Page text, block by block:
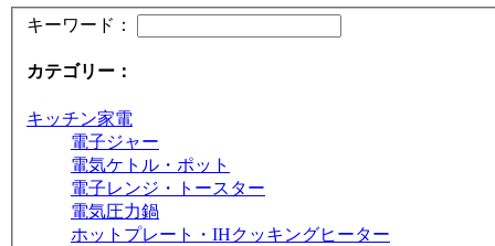
キーワード：
カテゴリー：
キッチン家電
電子ジャー
電気ケトル・ポット
電子レンジ・トースター
電気圧力鍋
ホットプレート・IHクッキングヒーター